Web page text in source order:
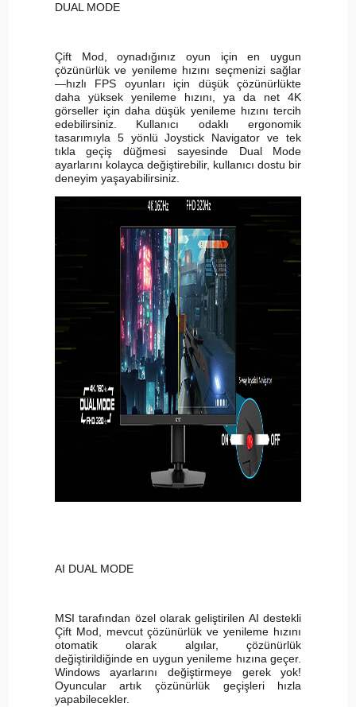
DUAL MODE
Çift Mod, oynadığınız oyun için en uygun
çözünürlük ve yenileme hızını seçmenizi sağlar
—hızlı FPS oyunları için düşük çözünürlükte
daha yüksek yenileme hızını, ya da net 4K
görseller için daha düşük yenileme hızını tercih
edebilirsiniz. Kullanıcı odaklı ergonomik
tasarımıyla 5 yönlü Joystick Navigator ve tek
tıkla geçiş düğmesi sayesinde Dual Mode
ayarlarını kolayca değiştirebilir, kullanıcı dostu bir
deneyim yaşayabilirsiniz.
AI DUAL MODE
MSI tarafından özel olarak geliştirilen AI destekli
Çift Mod, mevcut çözünürlük ve yenileme hızını
otomatik olarak algılar, çözünürlük
değiştirildiğinde en uygun yenileme hızına geçer.
Windows ayarlarını değiştirmeye gerek yok!
Oyuncular artık çözünürlük geçişleri hızla
yapabilecekler.